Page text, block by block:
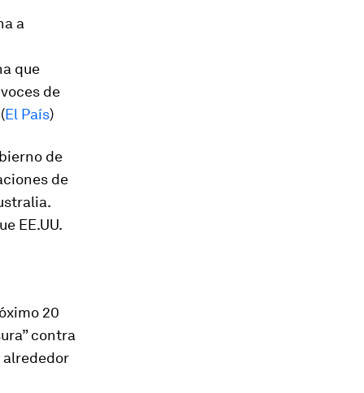
a
que
de
El País)
de
de
EE.UU.
20
contra
alrededor